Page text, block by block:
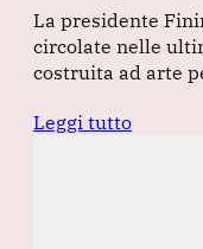
La presidente
circolate nelle
costruita ad arte
Leggi tutto